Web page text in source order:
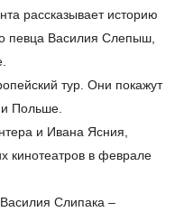
рассказывает историю
певца Василия Слепыш,
тур. Они покажут
Польше.
и Ивана Ясния,
кинотеатров в феврале
Слипака –